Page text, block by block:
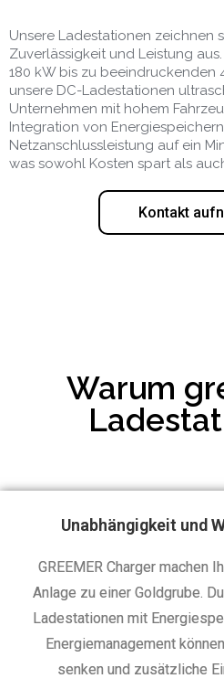
Unsere Ladestationen zeichnen
Zuverlässigkeit und Leistung
180 kW bis zu beeindruckenden
unsere DC-Ladestationen
Unternehmen mit hohem
Integration von
Netzanschlussleistung auf ein
was sowohl Kosten spart als
Kontakt
Warum
Unabhängigkeit und
GREEMER Charger machen
Anlage zu einer Goldgrube.
Ladestationen mit
Energiemanagement
senken und zusätzliche